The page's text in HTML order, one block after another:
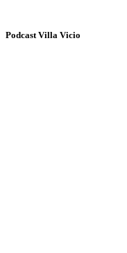
Podcast Villa Vicio